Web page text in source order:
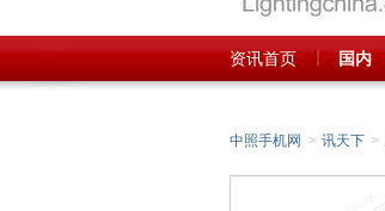
资讯首页 国内
中照手机网 > 讯天下 >